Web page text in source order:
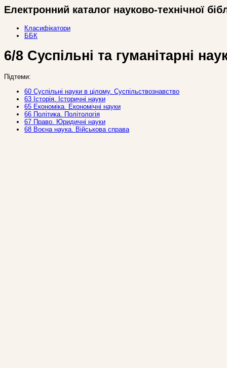
Електронний каталог науково-технічної
Класифікатори
ББК
6/8 Суспільні та гуманітарні
Підтеми:
60 Суспільні науки в цілому. Суспільствознавство
63 Історія. Історичні науки
65 Економіка. Економічні науки
66 Політика. Політологія
67 Право. Юридичні науки
68 Воєна наука. Військова справа